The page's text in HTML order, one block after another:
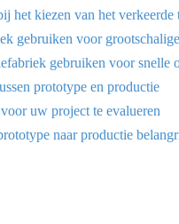
het kiezen van het verkeerde
gebruiken voor
gebruiken voor snelle
prototype en productie
uw project te evalueren
naar productie